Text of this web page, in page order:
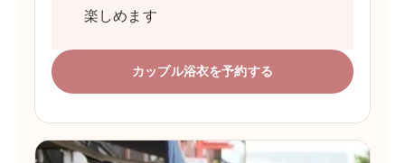
楽しめます
カップル浴衣を予約する